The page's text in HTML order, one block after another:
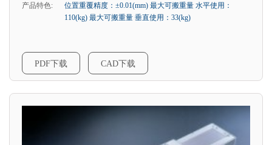
产品特色:
位置重覆精度：±0.01(mm) 最大可搬重量 水平使用：
110(kg) 最大可搬重量 垂直使用：33(kg)
PDF下载 CAD下载